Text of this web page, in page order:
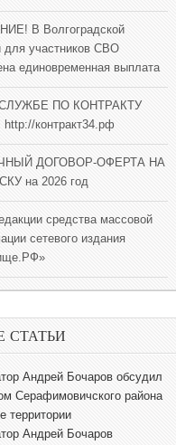
В Волгоградской
для участников СВО
единовременная выплата
ПО КОНТРАКТУ
контракт34.рф
ДОГОВОР-ОФЕРТА НА
на 2026 год
средства массовой
сетевого издания
СТАТЬИ
Андрей Бочаров обсудил
Серафимовичского района
территории
Андрей Бочаров